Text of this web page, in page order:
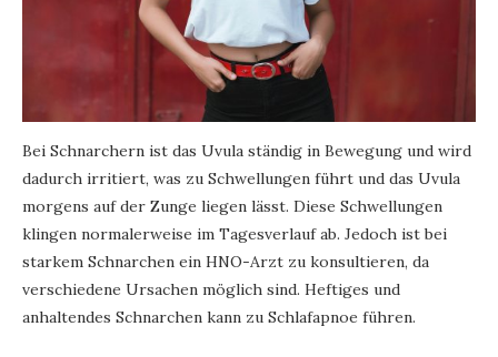
Bei Schnarchern ist das Uvula ständig in Bewegung und wird
dadurch irritiert, was zu Schwellungen führt und das Uvula
morgens auf der Zunge liegen lässt. Diese Schwellungen
klingen normalerweise im Tagesverlauf ab. Jedoch ist bei
starkem Schnarchen ein HNO-Arzt zu konsultieren, da
verschiedene Ursachen möglich sind. Heftiges und
anhaltendes Schnarchen kann zu Schlafapnoe führen.